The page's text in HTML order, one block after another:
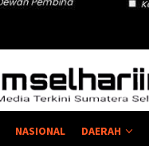
NASIONAL DAERAH